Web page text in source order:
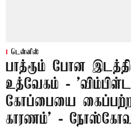
டென்னிஸ்
பாத்ரூம் போன
உத்வேகம் -
கோப்பையை
காரணம்’ -